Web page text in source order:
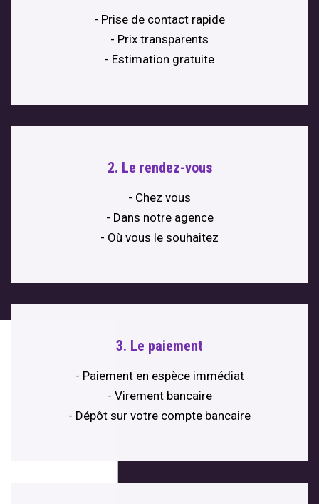
- Prise de contact rapide
- Prix transparents
- Estimation gratuite
2. Le rendez-vous
- Chez vous
- Dans notre agence
- Où vous le souhaitez
3. Le paiement
- Paiement en espèce immédiat
- Virement bancaire
- Dépôt sur votre compte bancaire